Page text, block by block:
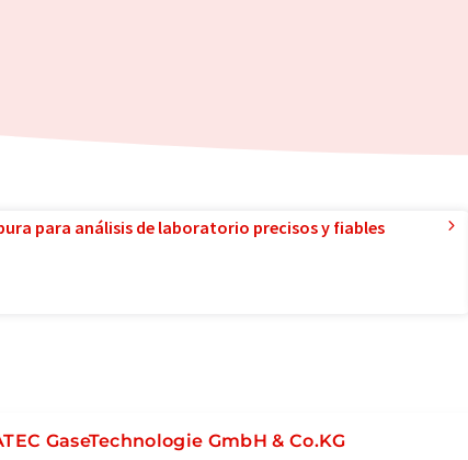
para análisis de laboratorio precisos y fiables
GaseTechnologie GmbH & Co.KG